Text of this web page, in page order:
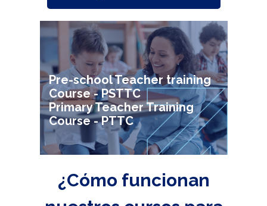
Pre-school Teacher training
Course - PSTTC
Primary Teacher Training
Course - PTTC
¿Cómo funcionan